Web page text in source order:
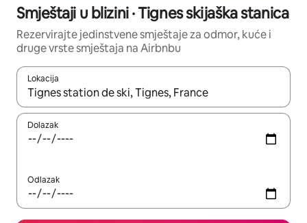
Smještaji u blizini · Tignes skijaška stanica
Rezervirajte jedinstvene smještaje za odmor, kuće i
druge vrste smještaja na Airbnbu
Lokacija
Kada budu dostupni rezultati, moći ćete ih pregledati
Dolazak
Odlazak